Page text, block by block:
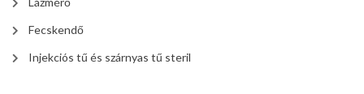
Fecskendő
Injekciós tű és szárnyas tű steril